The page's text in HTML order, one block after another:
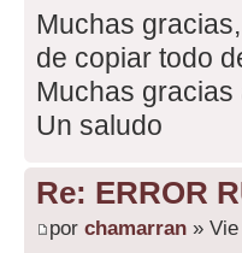
Muchas
de copiar todo
Muchas gracias
Un saludo
Re: ERROR
por chamarran »